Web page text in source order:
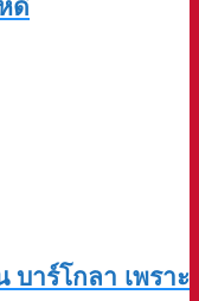
ดี
บาร์โกลา เพราะ